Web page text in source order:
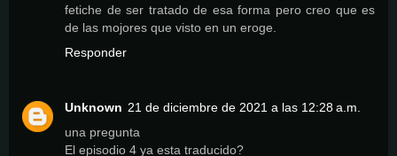
fetiche de ser tratado de esa forma pero creo que es
de las mojores que visto en un eroge.
Responder
Unknown 21 de diciembre de 2021 a las 12:28 a.m.
una pregunta
El episodio 4 ya esta traducido?